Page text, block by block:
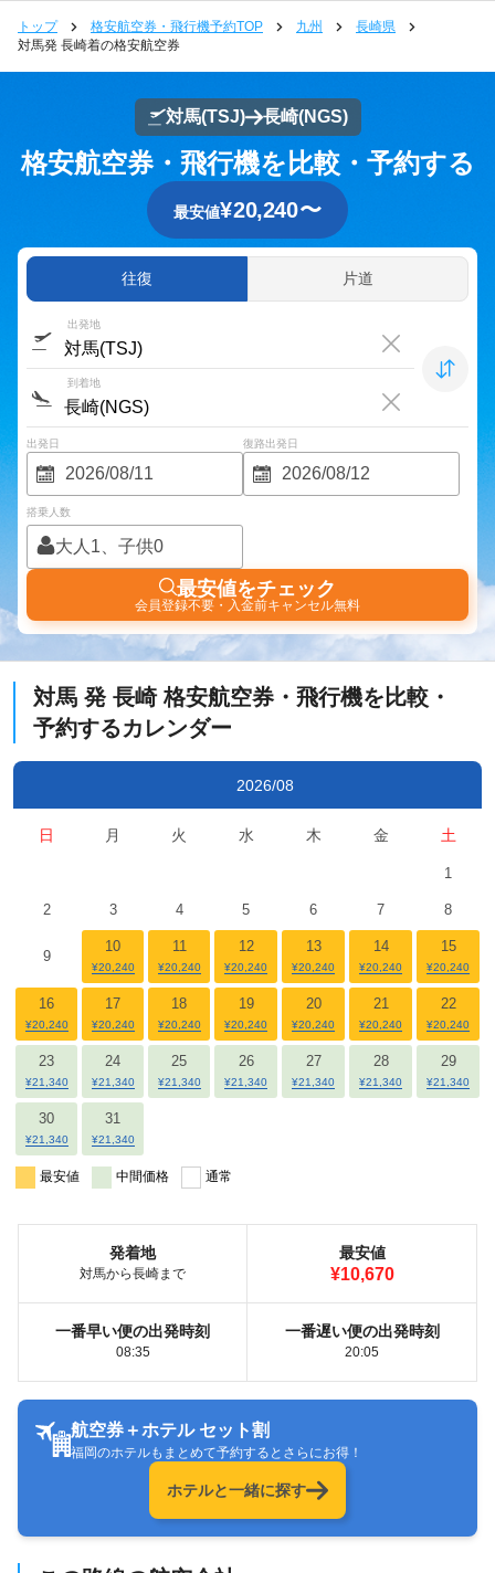
トップ 格安航空券・飛行機予約TOP 九州
長崎県
対馬発 長崎着の格安航空券
対馬(TSJ) 長崎(NGS)
格安航空券・飛行機を比較・予約する
最安値¥20,240〜
往復 片道
出発地
到着地
出発日 復路出発日
搭乗人数
大人1、子供0
最安値をチェック
会員登録不要・入金前キャンセル無料
対馬 発 長崎格安航空券・飛行機を比較・
予約するカレンダー
2026/08
日 月 火 水 木 金 土
1
2 3 4 5 6 7 8
9
10
¥20,240
11
¥20,240
12
¥20,240
13
¥20,240
14
¥20,240
15
¥20,240
16
¥20,240
17
¥20,240
18
¥20,240
19
¥20,240
20
¥20,240
21
¥20,240
22
¥20,240
23
¥21,340
24
¥21,340
25
¥21,340
26
¥21,340
27
¥21,340
28
¥21,340
29
¥21,340
30
¥21,340
31
¥21,340
最安値 中間価格 通常
発着地
対馬から長崎まで
最安値
¥10,670
一番早い便の出発時刻
08:35
一番遅い便の出発時刻
20:05
航空券＋ホテル セット割
福岡のホテルもまとめて予約するとさらにお得！
ホテルと一緒に探す